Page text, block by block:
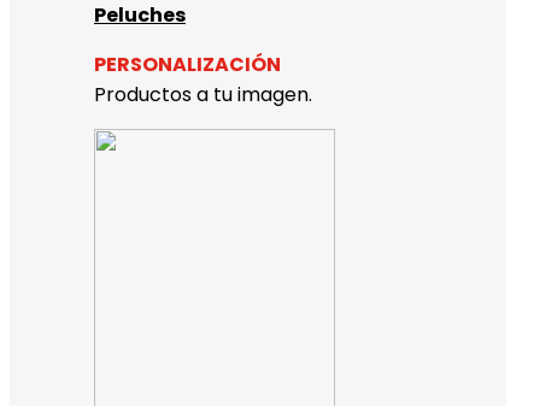
Peluches
PERSONALIZACIÓN
Productos a tu imagen.